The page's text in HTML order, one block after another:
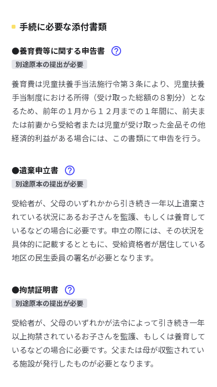
手続に必要な添付書類
●養育費等に関する申告書
別途原本の提出が必要
養育費は児童扶養手当法施行令第３条により、児童扶養
手当制度における所得（受け取った総額の８割分）とな
るため、前年の１月から１２月までの１年間に、前夫ま
たは前妻から受給者または児童が受け取った金品その他
経済的利益がある場合には、この書類にて申告を行う。
●遺棄申立書
別途原本の提出が必要
受給者が、父母のいずれかから引き続き一年以上遺棄さ
れている状況にあるお子さんを監護、もしくは養育して
いるなどの場合に必要です。申立の際には、その状況を
具体的に記載するとともに、受給資格者が居住している
地区の民生委員の署名が必要となります。
●拘禁証明書
別途原本の提出が必要
受給者が、父母のいずれかが法令によって引き続き一年
以上拘禁されているお子さんを監護、もしくは養育して
いるなどの場合に必要です。父または母が収監されてい
る施設が発行したものが必要となります。